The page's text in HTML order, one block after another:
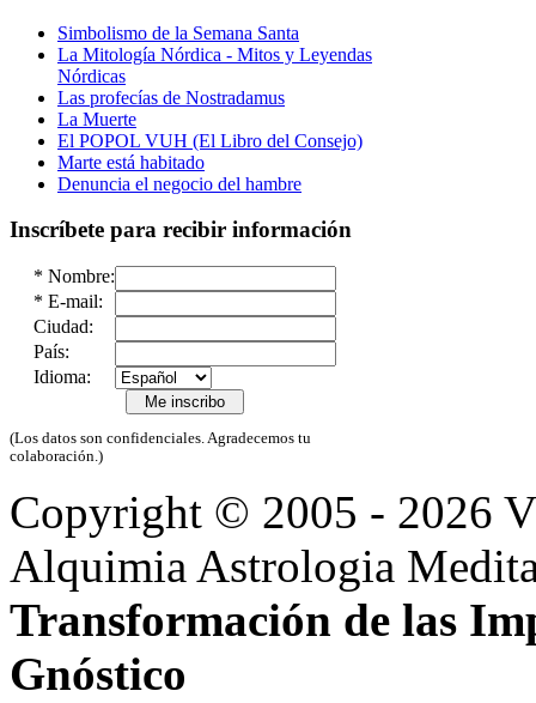
Simbolismo de la Semana Santa
La Mitología Nórdica - Mitos y Leyendas
Nórdicas
Las profecías de Nostradamus
La Muerte
El POPOL VUH (El Libro del Consejo)
Marte está habitado
Denuncia el negocio del hambre
Inscríbete para recibir información
* Nombre:
* E-mail:
Ciudad:
País:
Idioma:
(Los datos son confidenciales. Agradecemos tu
colaboración.)
Copyright © 2005 - 2026
Alquimia Astrologia
Transformación de las
Gnóstico